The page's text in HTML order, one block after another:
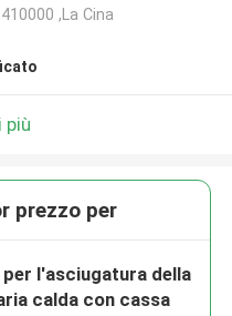
,La Cina
più
prezzo per
per l'asciugatura della
calda con cassa